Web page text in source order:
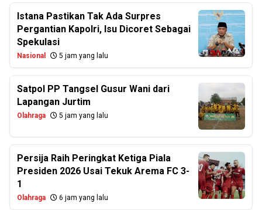
Istana Pastikan Tak Ada Surpres
Pergantian Kapolri, Isu Dicoret Sebagai
Spekulasi
Nasional 5 jam yang lalu
Satpol PP Tangsel Gusur Wani dari
Lapangan Jurtim
Olahraga 5 jam yang lalu
Persija Raih Peringkat Ketiga Piala
Presiden 2026 Usai Tekuk Arema FC 3-
1
Olahraga 6 jam yang lalu